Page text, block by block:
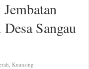
Sangau
, Kuansing